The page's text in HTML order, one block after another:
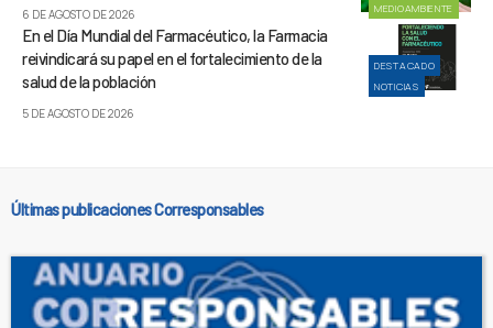
MEDIOAMBIENTE
6 DE AGOSTO DE 2026
DESTACADO
NOTICIAS
En el Día Mundial del Farmacéutico, la Farmacia
reivindicará su papel en el fortalecimiento de la
salud de la población
5 DE AGOSTO DE 2026
Últimas publicaciones Corresponsables